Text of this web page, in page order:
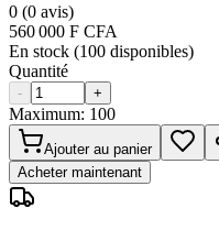
0 (0 avis)
560 000 F CFA
En stock (100 disponibles)
Quantité
- +
Maximum: 100
Ajouter au panier
Acheter maintenant